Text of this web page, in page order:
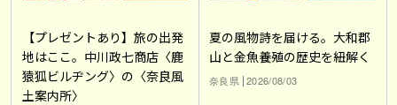
【プレゼントあり】旅の出発
地はここ。中川政七商店〈鹿
猿狐ビルヂング〉の〈奈良風
土案内所〉
夏の風物詩を届ける。大和郡
山と金魚養殖の歴史を紐解く
奈良県 2026/08/03